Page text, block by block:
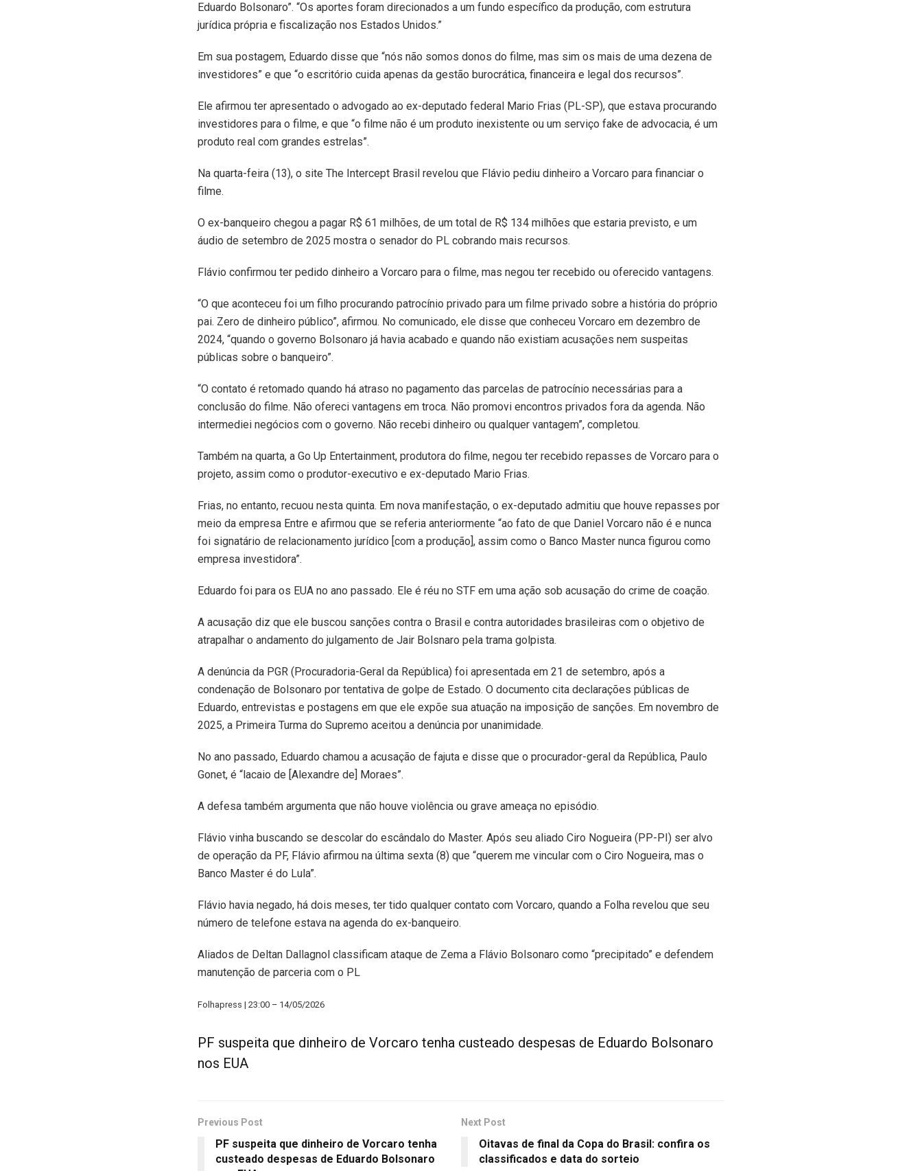
Eduardo Bolsonaro”. “Os aportes foram direcionados a um fundo específico da produção, com estrutura
jurídica própria e fiscalização nos Estados Unidos.”
Em sua postagem, Eduardo disse que “nós não somos donos do filme, mas sim os mais de uma dezena de
investidores” e que “o escritório cuida apenas da gestão burocrática, financeira e legal dos recursos”.
Ele afirmou ter apresentado o advogado ao ex-deputado federal Mario Frias (PL-SP), que estava procurando
investidores para o filme, e que “o filme não é um produto inexistente ou um serviço fake de advocacia, é um
produto real com grandes estrelas”.
Na quarta-feira (13), o site The Intercept Brasil revelou que Flávio pediu dinheiro a Vorcaro para financiar o
filme.
O ex-banqueiro chegou a pagar R$ 61 milhões, de um total de R$ 134 milhões que estaria previsto, e um
áudio de setembro de 2025 mostra o senador do PL cobrando mais recursos.
Flávio confirmou ter pedido dinheiro a Vorcaro para o filme, mas negou ter recebido ou oferecido vantagens.
“O que aconteceu foi um filho procurando patrocínio privado para um filme privado sobre a história do próprio
pai. Zero de dinheiro público”, afirmou. No comunicado, ele disse que conheceu Vorcaro em dezembro de
2024, “quando o governo Bolsonaro já havia acabado e quando não existiam acusações nem suspeitas
públicas sobre o banqueiro”.
“O contato é retomado quando há atraso no pagamento das parcelas de patrocínio necessárias para a
conclusão do filme. Não ofereci vantagens em troca. Não promovi encontros privados fora da agenda. Não
intermediei negócios com o governo. Não recebi dinheiro ou qualquer vantagem”, completou.
Também na quarta, a Go Up Entertainment, produtora do filme, negou ter recebido repasses de Vorcaro para o
projeto, assim como o produtor-executivo e ex-deputado Mario Frias.
Frias, no entanto, recuou nesta quinta. Em nova manifestação, o ex-deputado admitiu que houve repasses por
meio da empresa Entre e afirmou que se referia anteriormente “ao fato de que Daniel Vorcaro não é e nunca
foi signatário de relacionamento jurídico [com a produção], assim como o Banco Master nunca figurou como
empresa investidora”.
Eduardo foi para os EUA no ano passado. Ele é réu no STF em uma ação sob acusação do crime de coação.
A acusação diz que ele buscou sanções contra o Brasil e contra autoridades brasileiras com o objetivo de
atrapalhar o andamento do julgamento de Jair Bolsnaro pela trama golpista.
A denúncia da PGR (Procuradoria-Geral da República) foi apresentada em 21 de setembro, após a
condenação de Bolsonaro por tentativa de golpe de Estado. O documento cita declarações públicas de
Eduardo, entrevistas e postagens em que ele expõe sua atuação na imposição de sanções. Em novembro de
2025, a Primeira Turma do Supremo aceitou a denúncia por unanimidade.
No ano passado, Eduardo chamou a acusação de fajuta e disse que o procurador-geral da República, Paulo
Gonet, é “lacaio de [Alexandre de] Moraes”.
A defesa também argumenta que não houve violência ou grave ameaça no episódio.
Flávio vinha buscando se descolar do escândalo do Master. Após seu aliado Ciro Nogueira (PP-PI) ser alvo
de operação da PF, Flávio afirmou na última sexta (8) que “querem me vincular com o Ciro Nogueira, mas o
Banco Master é do Lula”.
Flávio havia negado, há dois meses, ter tido qualquer contato com Vorcaro, quando a Folha revelou que seu
número de telefone estava na agenda do ex-banqueiro.
Aliados de Deltan Dallagnol classificam ataque de Zema a Flávio Bolsonaro como “precipitado” e defendem
manutenção de parceria com o PL
Folhapress | 23:00 – 14/05/2026
PF suspeita que dinheiro de Vorcaro tenha custeado despesas de Eduardo Bolsonaro
nos EUA
Previous Post
PF suspeita que dinheiro de Vorcaro tenha
custeado despesas de Eduardo Bolsonaro
Next Post
Oitavas de final da Copa do Brasil: confira os
classificados e data do sorteio